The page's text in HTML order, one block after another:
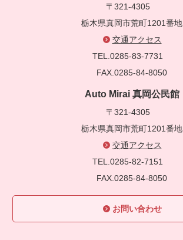
〒321-4305
栃木県真岡市荒町1201番地
交通アクセス
TEL.0285-83-7731
FAX.0285-84-8050
Auto Mirai 真岡公民館
〒321-4305
栃木県真岡市荒町1201番地
交通アクセス
TEL.0285-82-7151
FAX.0285-84-8050
お問い合わせ